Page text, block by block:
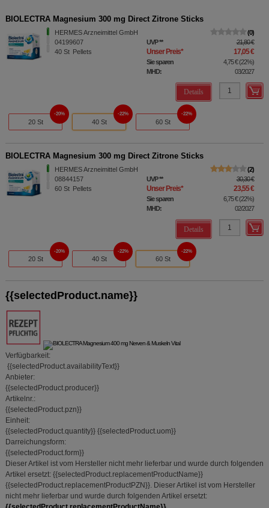
BIOLECTRA Magnesium 300 mg Direct Zitrone Sticks
HERMES Arzneimittel GmbH
04199607
40 St Pellets
0
UVP** 21,80 €
Unser Preis* 17,05 €
Sie sparen 4,75 €(22%)
MHD:
03/2027
Details
20 St
20%
40 St
22%
60 St
22%
BIOLECTRA Magnesium 300 mg Direct Zitrone Sticks
HERMES Arzneimittel GmbH
08844157
60 St Pellets
2
UVP** 30,30 €
Unser Preis* 23,55 €
Sie sparen 6,75 €(22%)
MHD:
02/2027
Details
20 St
20%
40 St
22%
60 St
22%
{{selectedProduct.name}}
Verfügbarkeit:
{{selectedProduct.availabilityText}}
Anbieter:
{{selectedProduct.producer}}
Artikelnr.:
{{selectedProduct.pzn}}
Einheit:
{{selectedProduct.quantity}} {{selectedProduct.uom}}
Darreichungsform:
{{selectedProduct.form}}
Dieser Artikel ist vom Hersteller nicht mehr lieferbar und wurde durch folgenden
Artikel ersetzt: {{selectedProduct.replacementProductName}}
{{selectedProduct.replacementProductPZN}}. Dieser Artikel ist vom Hersteller
nicht mehr lieferbar und wurde durch folgenden Artikel ersetzt: